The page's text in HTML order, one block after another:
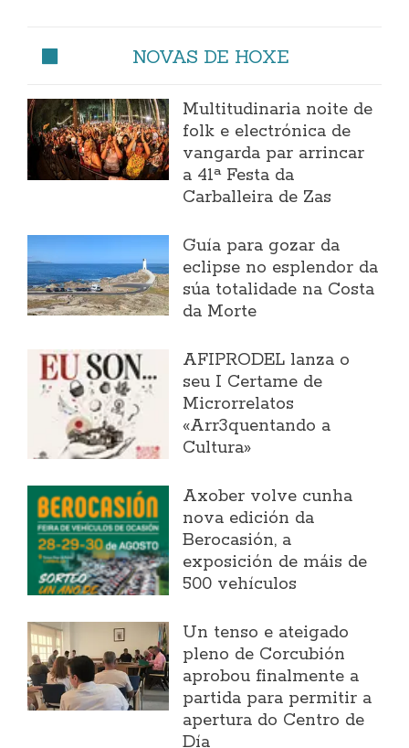
NOVAS DE HOXE
Multitudinaria noite de
folk e electrónica de
vangarda par arrincar
a 41ª Festa da
Carballeira de Zas
Guía para gozar da
eclipse no esplendor da
súa totalidade na Costa
da Morte
AFIPRODEL lanza o
seu I Certame de
Microrrelatos
«Arr3quentando a
Cultura»
Axober volve cunha
nova edición da
Berocasión, a
exposición de máis de
500 vehículos
Un tenso e ateigado
pleno de Corcubión
aprobou finalmente a
partida para permitir a
apertura do Centro de
Día